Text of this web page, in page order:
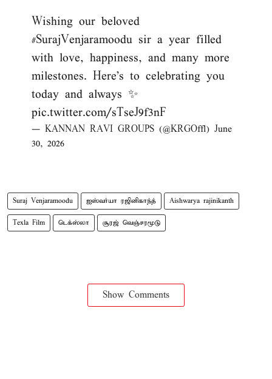
Wishing our beloved
#SurajVenjaramoodu sir a year filled
with love, happiness, and many more
milestones. Here’s to celebrating you
today and always ✨
pic.twitter.com/sTseJ9f3nF
— KANNAN RAVI GROUPS (@KRGOffl) June
30, 2026
Suraj Venjaramoodu ஐஸ்வர்யா ரஜினிகாந்த் Aishwarya rajinikanth
Texla Film டெக்ஸ்லா சூரஜ் வெஞ்சரமூடு
Show Comments